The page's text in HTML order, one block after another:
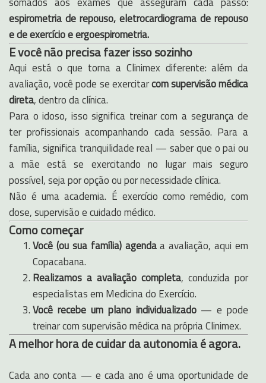
espirometria de repouso, eletrocardiograma de repouso
e de exercício e ergoespirometria.
E você não precisa fazer isso sozinho
Aqui está o que torna a Clinimex diferente: além da
avaliação, você pode se exercitarcom supervisão médica
direta, dentro da clínica.
Para o idoso, isso significa treinar com a segurança de
ter profissionais acompanhando cada sessão. Para a
família, significa tranquilidade real — saber que o pai ou
a mãe está se exercitando no lugar mais seguro
possível, seja por opção ou por necessidade clínica.
Não é uma academia. É exercício como remédio, com
dose, supervisão e cuidado médico.
Como começar
Você (ou sua família) agendaa avaliação, aqui em
Copacabana.
Realizamos a avaliação completa, conduzida por
especialistas em Medicina do Exercício.
Você recebe um plano individualizado— e pode
treinar com supervisão médica na própria Clinimex.
A melhor hora de cuidar da autonomia é agora.
Cada ano conta — e cada ano é uma oportunidade de